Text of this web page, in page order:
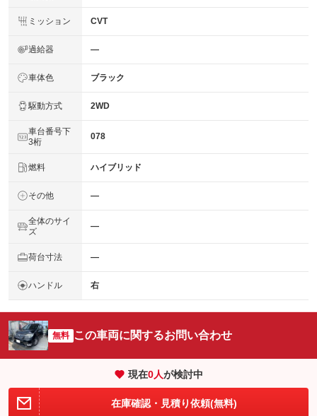
ミッション CVT
過給器 ―
車体色 ブラック
駆動方式 2WD
車台番号下
3桁
078
燃料 ハイブリッド
その他 ―
全体のサイ
ズ
―
荷台寸法 ―
ハンドル 右
無料 この車両に関するお問い合わせ
現在0人が検討中
在庫確認・見積り依頼(無料)